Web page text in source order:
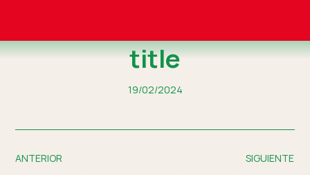
title
19/02/2024
ANTERIOR
SIGUIENTE